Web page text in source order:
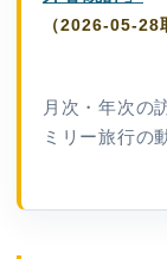
（2026-05-28
月次・年次の
ミリー旅行の